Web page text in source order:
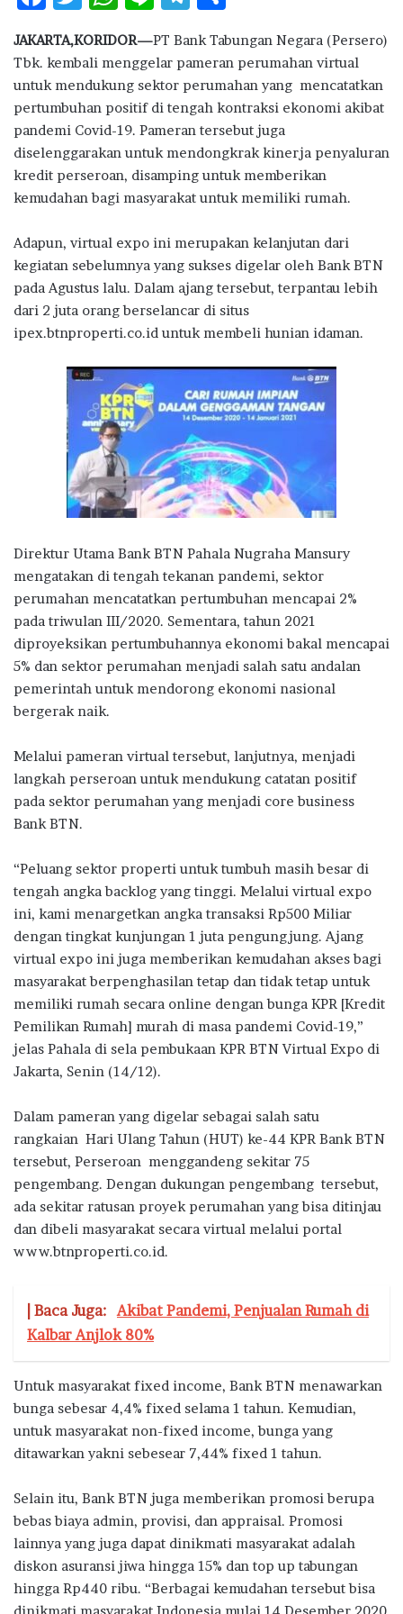
e
b
o
o
k
it
te
r
at
s
A
p
p
e e
g
ra
m
ar
e
JAKARTA,KORIDOR—PT Bank Tabungan Negara (Persero)
Tbk. kembali menggelar pameran perumahan virtual
untuk mendukung sektor perumahan yang mencatatkan
pertumbuhan positif di tengah kontraksi ekonomi akibat
pandemi Covid-19. Pameran tersebut juga
diselenggarakan untuk mendongkrak kinerja penyaluran
kredit perseroan, disamping untuk memberikan
kemudahan bagi masyarakat untuk memiliki rumah.
Adapun, virtual expo ini merupakan kelanjutan dari
kegiatan sebelumnya yang sukses digelar oleh Bank BTN
pada Agustus lalu. Dalam ajang tersebut, terpantau lebih
dari 2 juta orang berselancar di situs
ipex.btnproperti.co.id untuk membeli hunian idaman.
Direktur Utama Bank BTN Pahala Nugraha Mansury
mengatakan di tengah tekanan pandemi, sektor
perumahan mencatatkan pertumbuhan mencapai 2%
pada triwulan III/2020. Sementara, tahun 2021
diproyeksikan pertumbuhannya ekonomi bakal mencapai
5% dan sektor perumahan menjadi salah satu andalan
pemerintah untuk mendorong ekonomi nasional
bergerak naik.
Melalui pameran virtual tersebut, lanjutnya, menjadi
langkah perseroan untuk mendukung catatan positif
pada sektor perumahan yang menjadi core business
Bank BTN.
“Peluang sektor properti untuk tumbuh masih besar di
tengah angka backlog yang tinggi. Melalui virtual expo
ini, kami menargetkan angka transaksi Rp500 Miliar
dengan tingkat kunjungan 1 juta pengungjung. Ajang
virtual expo ini juga memberikan kemudahan akses bagi
masyarakat berpenghasilan tetap dan tidak tetap untuk
memiliki rumah secara online dengan bunga KPR [Kredit
Pemilikan Rumah] murah di masa pandemi Covid-19,”
jelas Pahala di sela pembukaan KPR BTN Virtual Expo di
Jakarta, Senin (14/12).
Dalam pameran yang digelar sebagai salah satu
rangkaian Hari Ulang Tahun (HUT) ke-44 KPR Bank BTN
tersebut, Perseroan menggandeng sekitar 75
pengembang. Dengan dukungan pengembang tersebut,
ada sekitar ratusan proyek perumahan yang bisa ditinjau
dan dibeli masyarakat secara virtual melalui portal
www.btnproperti.co.id.
| Baca Juga: Akibat Pandemi, Penjualan Rumah di
Kalbar Anjlok 80%
Untuk masyarakat fixed income, Bank BTN menawarkan
bunga sebesar 4,4% fixed selama 1 tahun. Kemudian,
untuk masyarakat non-fixed income, bunga yang
ditawarkan yakni sebesear 7,44% fixed 1 tahun.
Selain itu, Bank BTN juga memberikan promosi berupa
bebas biaya admin, provisi, dan appraisal. Promosi
lainnya yang juga dapat dinikmati masyarakat adalah
diskon asuransi jiwa hingga 15% dan top up tabungan
hingga Rp440 ribu. “Berbagai kemudahan tersebut bisa
dinikmati masyarakat Indonesia mulai 14 Desember 2020